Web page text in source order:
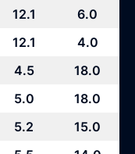
12.1
6.0
12.1
4.0
4.5
18.0
5.0
18.0
5.2
15.0